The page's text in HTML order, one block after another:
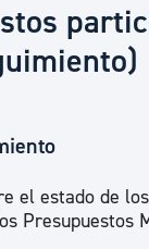
el estado de
Presupuestos